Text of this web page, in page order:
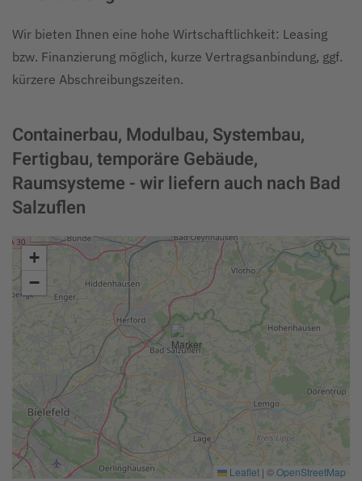
Wir bieten Ihnen eine hohe Wirtschaftlichkeit: Leasing
bzw. Finanzierung möglich, kurze Vertragsanbindung, ggf.
kürzere Abschreibungszeiten.
Containerbau, Modulbau, Systembau,
Fertigbau, temporäre Gebäude,
Raumsysteme - wir liefern auch nach Bad
Salzuflen
+
−
Leaflet | ©OpenStreetMap